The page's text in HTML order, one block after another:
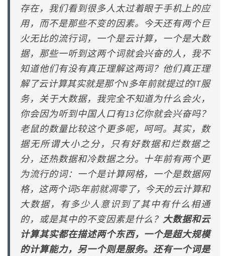
存在，我们看到很多人太过着眼于手机上的应
用，而不是那些不变的因素。今天还有两个巨
火无比的流行词，一个是云计算，一个是大数
据，那些一听到这两个词就会兴奋的人，我不
知道他们有没有真正理解这两词？他们真正理
解了云计算其实就是那个N多年前就提过的IT服
务，关于大数据，我完全不知道为什么会火，
你会因为听到中国人口有13亿你就会兴奋吗？
老鼠的数量比较这个更多呢，呵呵。其实，数
据无所谓大小之分，只有好数据和烂数据之
分，还热数据和冷数据之分。十年前有两个更
为流行的词：一个是计算网格，一个是数据网
格，这两个词5年前就凋零了，今天的云计算和
大数据，有多少人意识到了其中有什么相通
的，或是其中的不变因素是什么？大数据和云
计算其实都在描述两个东西，一个是超大规模
的计算能力，另一个则是服务。还有一个词是